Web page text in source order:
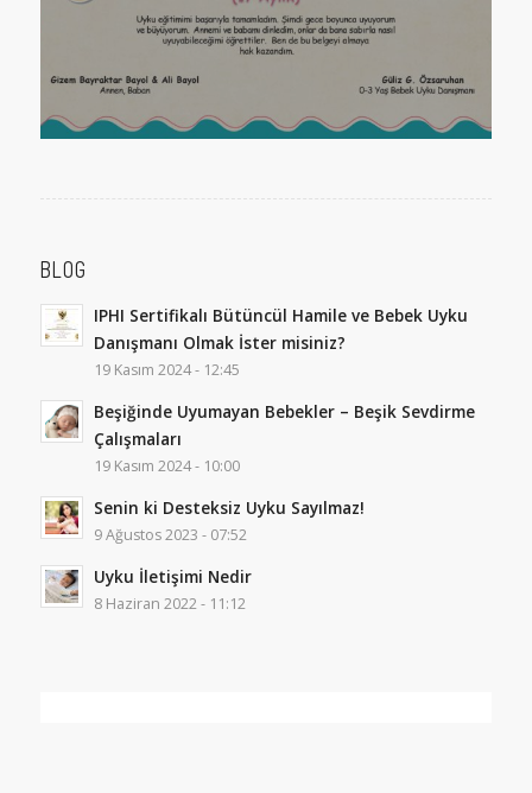
BLOG
IPHI Sertifikalı Bütüncül Hamile ve Bebek Uyku
Danışmanı Olmak İster misiniz?
19 Kasım 2024 - 12:45
Beşiğinde Uyumayan Bebekler – Beşik Sevdirme
Çalışmaları
19 Kasım 2024 - 10:00
Senin ki Desteksiz Uyku Sayılmaz!
9 Ağustos 2023 - 07:52
Uyku İletişimi Nedir
8 Haziran 2022 - 11:12